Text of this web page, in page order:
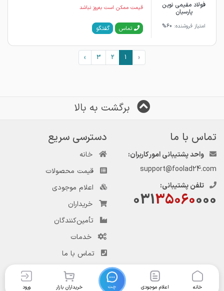
فولاد مقیمی نوین
پارسیان
امتیاز فروشنده: 60%
قیمت ممکن است به‌روز نباشد
تماس گفتگو
‹
1
2
3
›
برگشت به بالا
تماس با ما
واحد پشتیبانی امور کاربران:
support@foolad24.com
تلفن پشتیبانی:
03135060000
دسترسی سریع
خانه
قیمت محصولات
اعلام موجودی
خریداران
تأمین‌کنندگان
خدمات
تماس با ما
خانه اعلام موجودی چت خریداران بازار ورود